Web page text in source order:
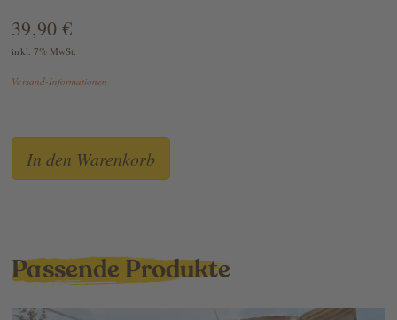
39,90 €
inkl. 7% MwSt.
Versand-Informationen
Passende Produkte